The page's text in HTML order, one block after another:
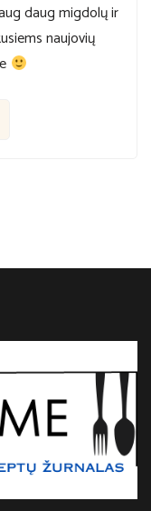
daug migdolų ir
naujovių